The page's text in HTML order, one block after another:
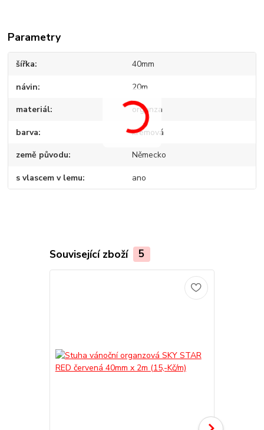
Parametry
šířka 40mm
návin 20m
materiál organza
barva krémová
země původu Německo
s vlascem v lemu ano
Související zboží 5